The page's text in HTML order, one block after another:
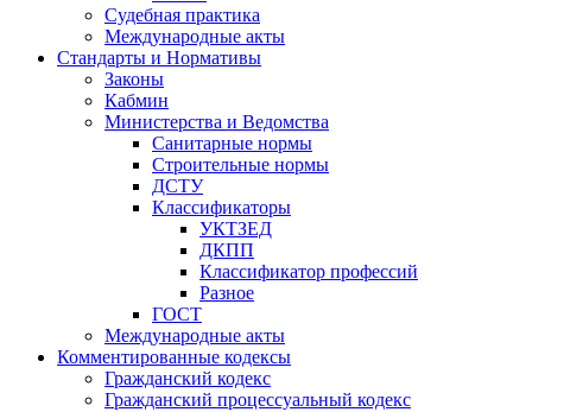
Судебная практика
Международные акты
Стандарты и Нормативы
Законы
Кабмин
Министерства и Ведомства
Санитарные нормы
Строительные нормы
ДСТУ
Классификаторы
УКТЗЕД
ДКПП
Классификатор профессий
Разное
ГОСТ
Международные акты
Комментированные кодексы
Гражданский кодекс
Гражданский процессуальный кодекс